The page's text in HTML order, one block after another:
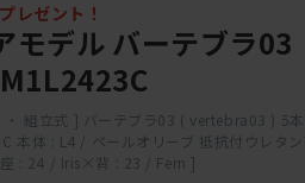
レゼント！
モデル バーテブラ03
・ 組立式 ] バーテブラ03 ( vertebra03 ) 5
本体 : L4 / ペールオリーブ 抵抗付ウレタ
座 : 24 / Iris×背 : 23 / Fern ]